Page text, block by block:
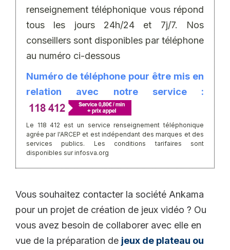
renseignement téléphonique vous répond
tous les jours 24h/24 et 7j/7. Nos
conseillers sont disponibles par téléphone
au numéro ci-dessous
Numéro de téléphone pour être mis en
relation avec notre service :
Le 118 412 est un service renseignement téléphonique
agrée par l'ARCEP et est indépendant des marques et des
services publics. Les conditions tarifaires sont
disponibles sur infosva.org
Vous souhaitez contacter la société Ankama
pour un projet de création de jeux vidéo ? Ou
vous avez besoin de collaborer avec elle en
vue de la préparation de jeux de plateau ou